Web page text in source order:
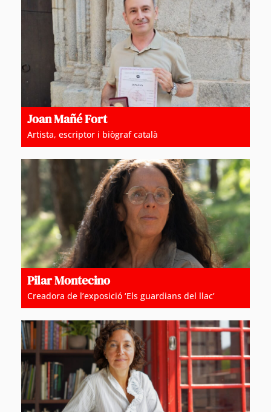
Joan Mañé Fort
Artista, escriptor i biògraf català
Pilar Montecino
Creadora de l’exposició ‘Els guardians del llac’